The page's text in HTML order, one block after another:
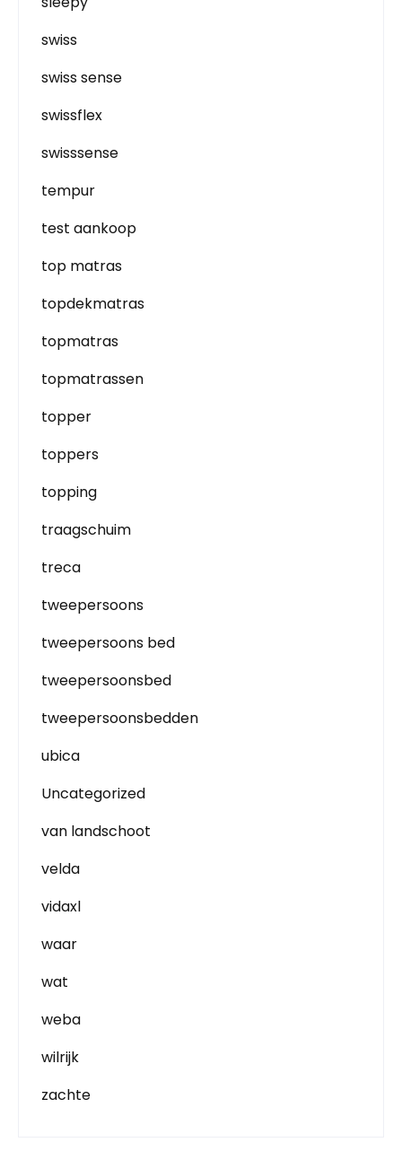
swiss
swiss sense
swissflex
swisssense
tempur
test aankoop
top matras
topdekmatras
topmatras
topmatrassen
topper
toppers
topping
traagschuim
treca
tweepersoons
tweepersoons bed
tweepersoonsbed
tweepersoonsbedden
ubica
Uncategorized
van landschoot
velda
vidaxl
waar
wat
weba
wilrijk
zachte